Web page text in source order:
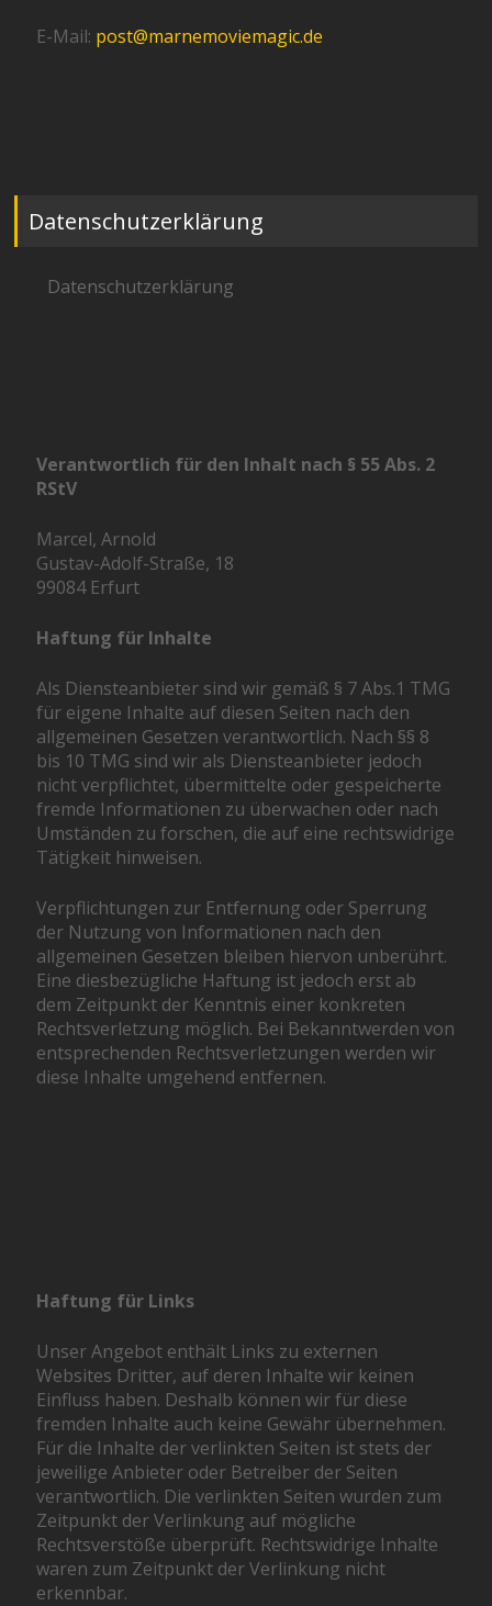
E-Mail: post@marnemoviemagic.de
Datenschutzerklärung
Datenschutzerklärung
Verantwortlich für den Inhalt nach § 55 Abs. 2
RStV
Marcel, Arnold
Gustav-Adolf-Straße, 18
99084 Erfurt
Haftung für Inhalte
Als Diensteanbieter sind wir gemäß § 7 Abs.1 TMG
für eigene Inhalte auf diesen Seiten nach den
allgemeinen Gesetzen verantwortlich. Nach §§ 8
bis 10 TMG sind wir als Diensteanbieter jedoch
nicht verpflichtet, übermittelte oder gespeicherte
fremde Informationen zu überwachen oder nach
Umständen zu forschen, die auf eine rechtswidrige
Tätigkeit hinweisen.
Verpflichtungen zur Entfernung oder Sperrung
der Nutzung von Informationen nach den
allgemeinen Gesetzen bleiben hiervon unberührt.
Eine diesbezügliche Haftung ist jedoch erst ab
dem Zeitpunkt der Kenntnis einer konkreten
Rechtsverletzung möglich. Bei Bekanntwerden von
entsprechenden Rechtsverletzungen werden wir
diese Inhalte umgehend entfernen.
Haftung für Links
Unser Angebot enthält Links zu externen
Websites Dritter, auf deren Inhalte wir keinen
Einfluss haben. Deshalb können wir für diese
fremden Inhalte auch keine Gewähr übernehmen.
Für die Inhalte der verlinkten Seiten ist stets der
jeweilige Anbieter oder Betreiber der Seiten
verantwortlich. Die verlinkten Seiten wurden zum
Zeitpunkt der Verlinkung auf mögliche
Rechtsverstöße überprüft. Rechtswidrige Inhalte
waren zum Zeitpunkt der Verlinkung nicht
erkennbar.